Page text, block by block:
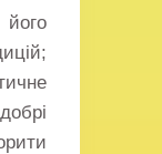
його